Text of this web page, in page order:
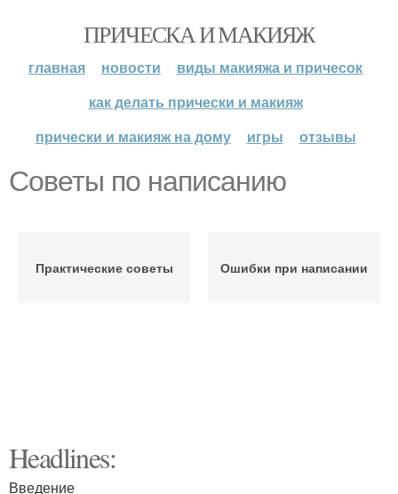
ПРИЧЕСКА И МАКИЯЖ
главная новости
виды макияжа и причесок
как делать прически и макияж
прически и макияж на дому
игры отзывы
Советы по написанию
Практические советы Ошибки при написании
Headlines:
Введение